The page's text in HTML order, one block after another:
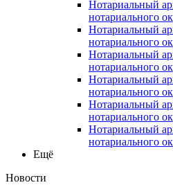
Нотариальный
нотариального
Нотариальный
нотариального
Нотариальный
нотариального
Нотариальный
нотариального
Нотариальный
нотариального
Нотариальный
нотариального
Ещё
Новости